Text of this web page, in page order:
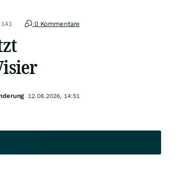
141 0 Kommentare
12.06.2026, 14:51